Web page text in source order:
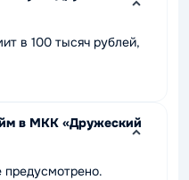
в 100 тысяч рублей,
в МКК «Дружеский
предусмотрено.